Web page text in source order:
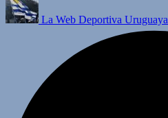
La Web Deportiva Uruguaya